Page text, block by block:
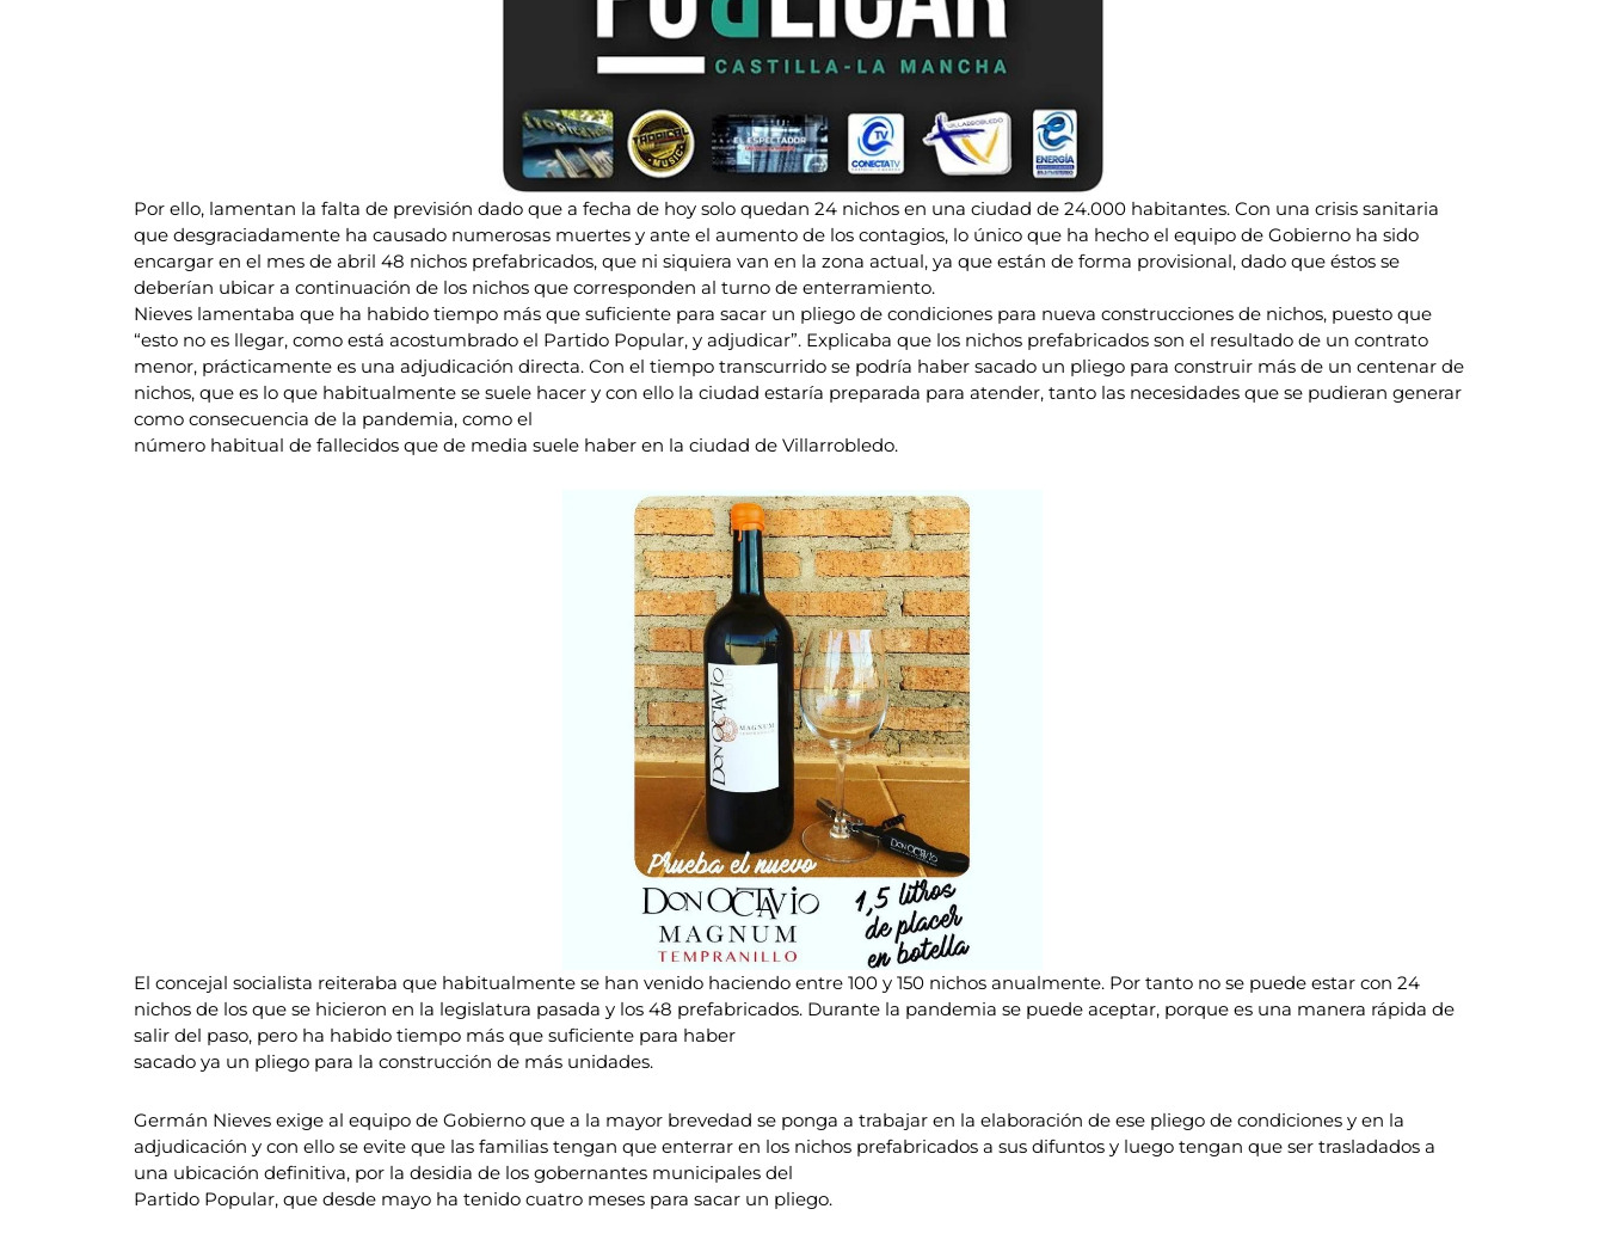
Por ello, lamentan la falta de previsión dado que a fecha de hoy solo quedan 24 nichos en una ciudad de 24.000 habitantes. Con una crisis sanitaria
que desgraciadamente ha causado numerosas muertes y ante el aumento de los contagios, lo único que ha hecho el equipo de Gobierno ha sido
encargar en el mes de abril 48 nichos prefabricados, que ni siquiera van en la zona actual, ya que están de forma provisional, dado que éstos se
deberían ubicar a continuación de los nichos que corresponden al turno de enterramiento.
Nieves lamentaba que ha habido tiempo más que suficiente para sacar un pliego de condiciones para nueva construcciones de nichos, puesto que
“esto no es llegar, como está acostumbrado el Partido Popular, y adjudicar”. Explicaba que los nichos prefabricados son el resultado de un contrato
menor, prácticamente es una adjudicación directa. Con el tiempo transcurrido se podría haber sacado un pliego para construir más de un centenar de
nichos, que es lo que habitualmente se suele hacer y con ello la ciudad estaría preparada para atender, tanto las necesidades que se pudieran generar
como consecuencia de la pandemia, como el
número habitual de fallecidos que de media suele haber en la ciudad de Villarrobledo.
El concejal socialista reiteraba que habitualmente se han venido haciendo entre 100 y 150 nichos anualmente. Por tanto no se puede estar con 24
nichos de los que se hicieron en la legislatura pasada y los 48 prefabricados. Durante la pandemia se puede aceptar, porque es una manera rápida de
salir del paso, pero ha habido tiempo más que suficiente para haber
sacado ya un pliego para la construcción de más unidades.
Germán Nieves exige al equipo de Gobierno que a la mayor brevedad se ponga a trabajar en la elaboración de ese pliego de condiciones y en la
adjudicación y con ello se evite que las familias tengan que enterrar en los nichos prefabricados a sus difuntos y luego tengan que ser trasladados a
una ubicación definitiva, por la desidia de los gobernantes municipales del
Partido Popular, que desde mayo ha tenido cuatro meses para sacar un pliego.